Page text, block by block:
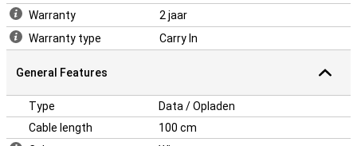
Warranty
2 jaar
Warranty type
Carry In
General Features
Type
Data / Opladen
Cable length
100 cm